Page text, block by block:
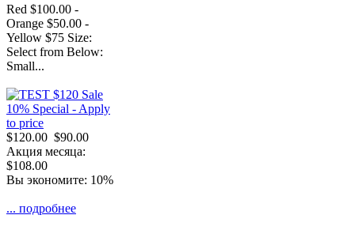
Red $100.00 -
Orange $50.00 -
Yellow $75 Size:
Select from Below:
Small...
$120.00 $90.00
Акция месяца:
$108.00
Вы экономите: 10%
... подробнее